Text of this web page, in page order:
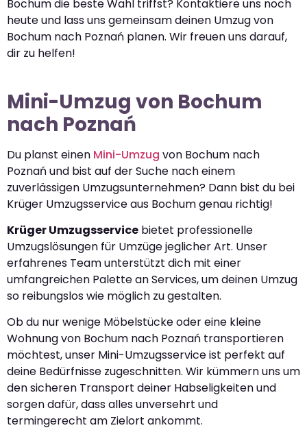
Bochum die beste Wahl triffst? Kontaktiere uns noch
heute und lass uns gemeinsam deinen Umzug von
Bochum nach Poznań planen. Wir freuen uns darauf,
dir zu helfen!
Mini-Umzug von Bochum
nach Poznań
Du planst einen Mini-Umzug von Bochum nach
Poznań und bist auf der Suche nach einem
zuverlässigen Umzugsunternehmen? Dann bist du bei
Krüger Umzugsservice aus Bochum genau richtig!
Krüger Umzugsservice bietet professionelle
Umzugslösungen für Umzüge jeglicher Art. Unser
erfahrenes Team unterstützt dich mit einer
umfangreichen Palette an Services, um deinen Umzug
so reibungslos wie möglich zu gestalten.
Ob du nur wenige Möbelstücke oder eine kleine
Wohnung von Bochum nach Poznań transportieren
möchtest, unser Mini-Umzugsservice ist perfekt auf
deine Bedürfnisse zugeschnitten. Wir kümmern uns um
den sicheren Transport deiner Habseligkeiten und
sorgen dafür, dass alles unversehrt und
termingerecht am Zielort ankommt.